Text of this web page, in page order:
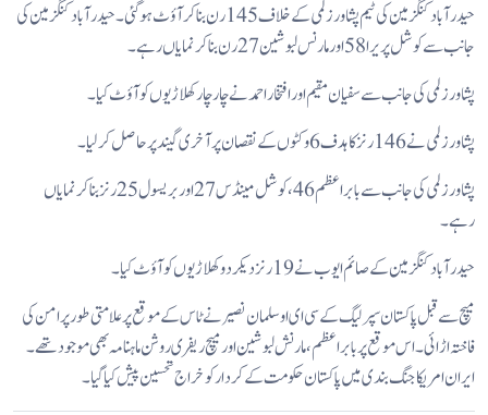
حیدرآباد کنگزمین کی ٹیم پشاور زلمی کے خلاف 145 رن بنا کر آؤٹ ہوگئی۔ حیدرآباد کنگزمین کی
جانب سےکوشل پریرا 58 اور مارنس لبوشین 27 رن بناکر نمایاں رہے۔
پشاور زلمی کی جانب سے سفیان مقیم اور افتخار احمد نے چار چار کھلاڑیوں کو آؤٹ کیا۔
پشاور زلمی نے 146 رنز کا ہدف 6 وکٹوں کے نقصان پر آخری گیند پر حاصل کرلیا۔
پشاور زلمی کی جانب سے بابر اعظم 46،کوشل مینڈس 27 اور بریسول 25 رنز بناکر نمایاں
رہے۔
حیدرآباد کنگزمین کے صائم ایوب نے 19 رنز دیکر دو کھلاڑیوں کو آؤٹ کیا۔
میچ سے قبل پاکستان سپر لیگ کے سی ای او سلمان نصیر نے ٹاس کے موقع پر علامتی طور پر امن کی
فاختہ اڑائی۔ اس موقع پر بابر اعظم، مارنش لبوشین اور میچ ریفری روشن ماہنامہ بھی موجود تھے۔
ایران امریکا جنگ بندی میں پاکستان حکومت کےکردار کو خراج تحسین پیش کیا گیا۔